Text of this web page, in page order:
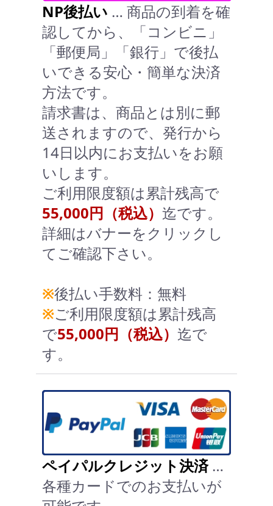
NP後払い … 商品の到着を確
認してから、「コンビニ」
「郵便局」「銀行」で後払
いできる安心・簡単な決済
方法です。
請求書は、商品とは別に郵
送されますので、発行から
14日以内にお支払いをお願
いします。
ご利用限度額は累計残高で
55,000円（税込） 迄です。
詳細はバナーをクリックし
てご確認下さい。
※後払い手数料：無料
※ご利用限度額は累計残高
で55,000円（税込） 迄で
す。
ペイパルクレジット決済…
各種カードでのお支払いが